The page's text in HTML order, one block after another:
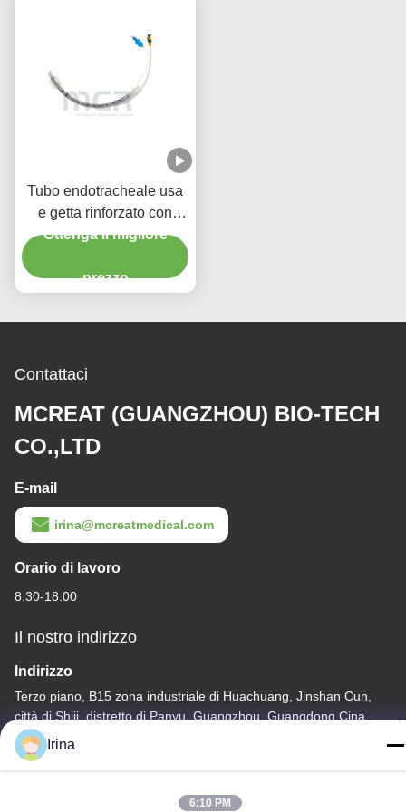
Tubo endotracheale usa
e getta rinforzato con
portale di aspirazione
in PU
Ottenga il migliore
prezzo
Contattaci
MCREAT (GUANGZHOU) BIO-TECH
CO.,LTD
E-mail
irina@mcreatmedical.com
Orario di lavoro
8:30-18:00
Il nostro indirizzo
Indirizzo
Terzo piano, B15 zona industriale di Huachuang, Jinshan Cun,
città di Shiji, distretto di Panyu, Guangzhou, Guangdong Cina
Telefono
86-020-3156-0583
Irina
6:10 PM